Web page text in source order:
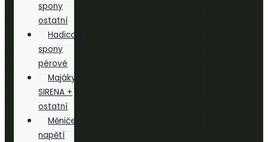
spony
ostatní
Hadicové
spony
pérové
Majáky
SIRENA +
ostatní
Měniče
napětí